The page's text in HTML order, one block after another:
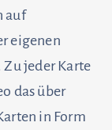
auf
eigenen
jeder Karte
das über
in Form